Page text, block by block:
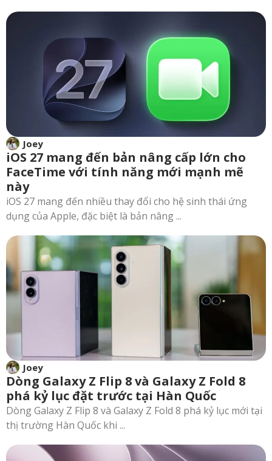
Joey
iOS 27 mang đến bản nâng cấp lớn cho
FaceTime với tính năng mới mạnh mẽ
này
iOS 27 mang đến nhiều thay đổi cho hệ sinh thái ứng
dụng của Apple, đặc biệt là bản nâng ...
Joey
Dòng Galaxy Z Flip 8 và Galaxy Z Fold 8
phá kỷ lục đặt trước tại Hàn Quốc
Dòng Galaxy Z Flip 8 và Galaxy Z Fold 8 phá kỷ lục mới tại
thị trường Hàn Quốc khi ...